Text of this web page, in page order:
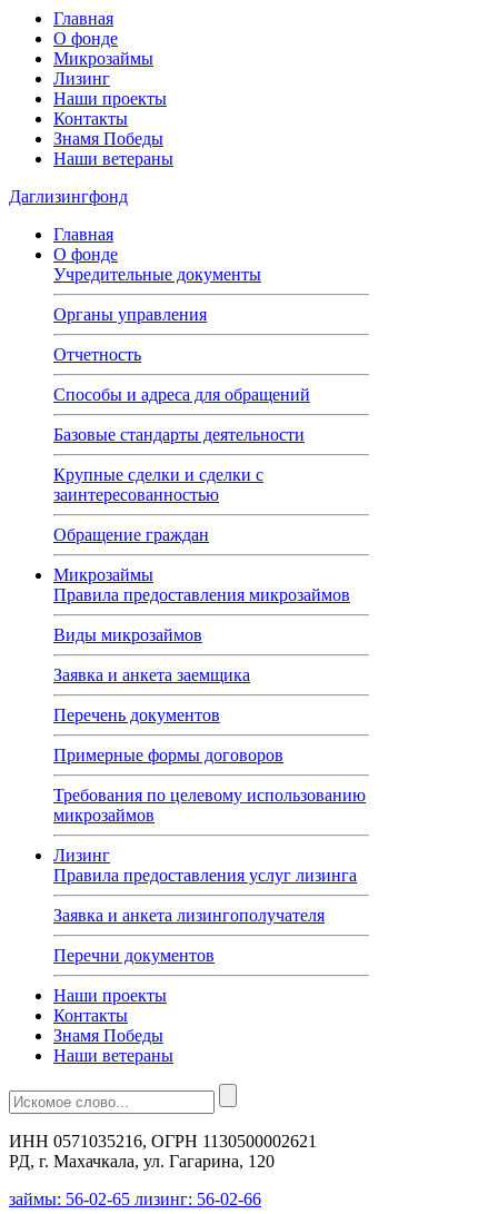
Главная
О фонде
Микрозаймы
Лизинг
Наши проекты
Контакты
Знамя Победы
Наши ветераны
Даглизингфонд
Главная
О фонде
Учредительные документы
Органы управления
Отчетность
Способы и адреса для обращений
Базовые стандарты деятельности
Крупные сделки и сделки с
заинтересованностью
Обращение граждан
Микрозаймы
Правила предоставления микрозаймов
Виды микрозаймов
Заявка и анкета заемщика
Перечень документов
Примерные формы договоров
Требования по целевому использованию
микрозаймов
Лизинг
Правила предоставления услуг лизинга
Заявка и анкета лизингополучателя
Перечни документов
Наши проекты
Контакты
Знамя Победы
Наши ветераны
ИНН 0571035216, ОГРН 1130500002621
РД, г. Махачкала, ул. Гагарина, 120
займы: 56-02-65 лизинг: 56-02-66